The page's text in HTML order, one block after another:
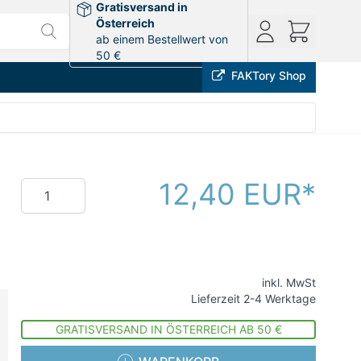
Gratisversand in
Österreich
ab einem Bestellwert von
50 €
FAKTory Shop
Menge 12,40 EUR
inkl. MwSt
Lieferzeit 2-4 Werktage
GRATISVERSAND IN ÖSTERREICH AB 50 €